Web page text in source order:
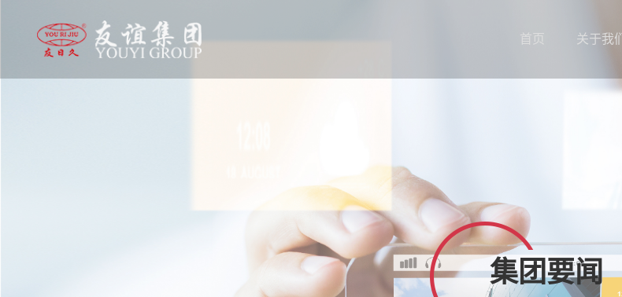
首页 关于我们
集团要闻